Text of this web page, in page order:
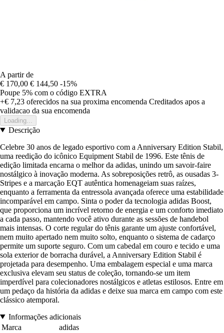
A partir de
€ 170,00 € 144,50 -15%
Poupe 5% com o código EXTRA
+€ 7,23 oferecidos na sua proxima encomenda Creditados apos a
validacao da sua encomenda
Loading...
Descrição
Celebre 30 anos de legado esportivo com a Anniversary Edition Stabil,
uma reedição do icônico Equipment Stabil de 1996. Este tênis de
edição limitada encarna o melhor da adidas, unindo um savoir-faire
nostálgico à inovação moderna. As sobreposições retrô, as ousadas 3-
Stripes e a marcação EQT autêntica homenageiam suas raízes,
enquanto a ferramenta da entressola avançada oferece uma estabilidade
incomparável em campo. Sinta o poder da tecnologia adidas Boost,
que proporciona um incrível retorno de energia e um conforto imediato
a cada passo, mantendo você ativo durante as sessões de handebol
mais intensas. O corte regular do tênis garante um ajuste confortável,
nem muito apertado nem muito solto, enquanto o sistema de cadarço
permite um suporte seguro. Com um cabedal em couro e tecido e uma
sola exterior de borracha durável, a Anniversary Edition Stabil é
projetada para desempenho. Uma embalagem especial e uma marca
exclusiva elevam seu status de coleção, tornando-se um item
imperdível para colecionadores nostálgicos e atletas estilosos. Entre em
um pedaço da história da adidas e deixe sua marca em campo com este
clássico atemporal.
Informações adicionais
Marca
adidas